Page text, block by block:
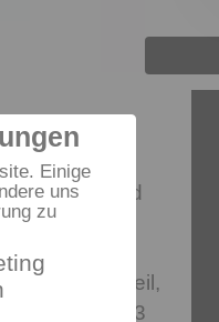
Einige
uns
zu
Die
in
und
MZV-
Rückenteil,
sind durch 3